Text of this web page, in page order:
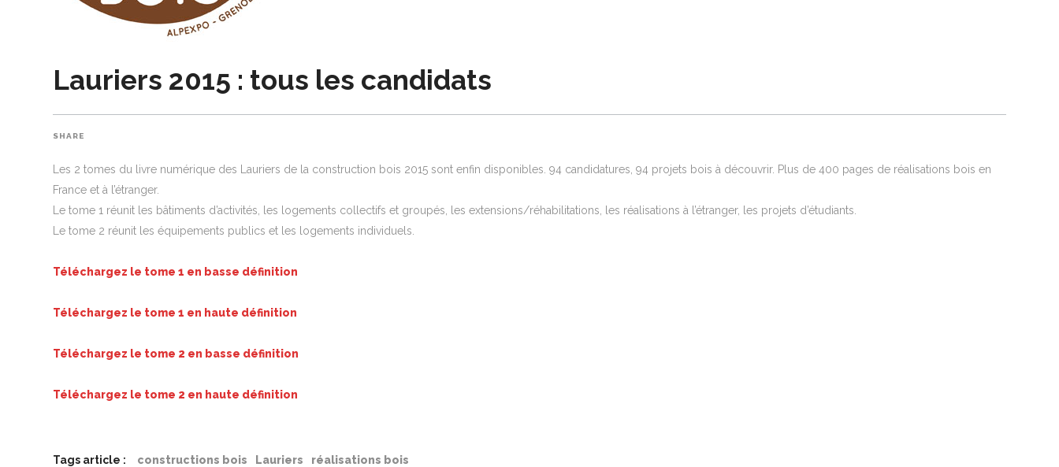
Lauriers 2015 : tous les candidats
SHARE
Les 2 tomes du livre numérique des Lauriers de la construction bois 2015 sont enfin disponibles. 94 candidatures, 94 projets bois à découvrir. Plus de 400 pages de réalisations bois en
France et à l’étranger.
Le tome 1 réunit les bâtiments d’activités, les logements collectifs et groupés, les extensions/réhabilitations, les réalisations à l’étranger, les projets d’étudiants.
Le tome 2 réunit les équipements publics et les logements individuels.
Téléchargez le tome 1 en basse définition
Téléchargez le tome 1 en haute définition
Téléchargez le tome 2 en basse définition
Téléchargez le tome 2 en haute définition
Tags article : constructions bois Lauriers réalisations bois